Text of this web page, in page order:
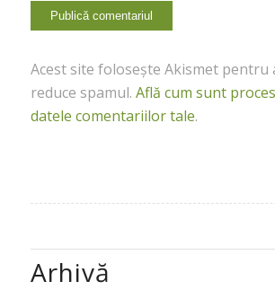
Acest site folosește Akismet pentru
reduce spamul. Află cum sunt
datele comentariilor tale.
Arhivă